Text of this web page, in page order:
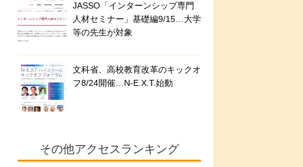
JASSO「インターンシップ専門
人材セミナー」基礎編9/15…大学
等の先生が対象
文科省、高校教育改革のキックオ
フ8/24開催…N-E.X.T.始動
その他アクセスランキング